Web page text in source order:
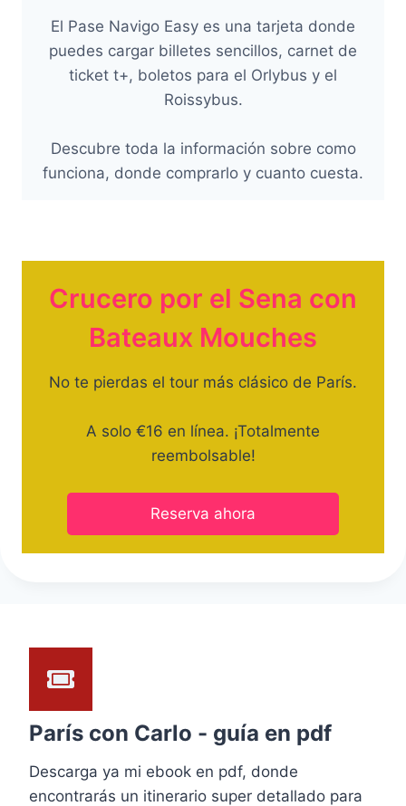
El Pase Navigo Easy es una tarjeta donde
puedes cargar billetes sencillos, carnet de
ticket t+, boletos para el Orlybus y el
Roissybus.
Descubre toda la información sobre como
funciona, donde comprarlo y cuanto cuesta.
Crucero por el Sena con
Bateaux Mouches
No te pierdas el tour más clásico de París.
A solo €16 en línea. ¡Totalmente
reembolsable!
Reserva ahora
París con Carlo - guía en pdf
Descarga ya mi ebook en pdf, donde
encontrarás un itinerario super detallado para